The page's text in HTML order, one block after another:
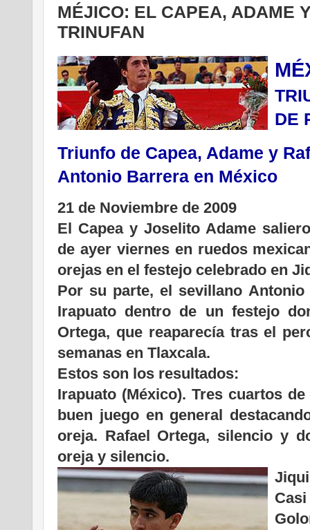
MÉJICO: EL CAPEA, ADAME
TRINUFAN
DE
Triunfo de Capea, Adame y
Antonio Barrera en México
21 de Noviembre de 2009
El Capea y Joselito Adame
de ayer viernes en ruedos
orejas en el festejo celebrado en
Por su parte, el sevillano
Irapuato dentro de un festejo
Ortega, que reaparecía tras el
semanas en Tlaxcala.
Estos son los resultados:
Irapuato (México). Tres cuartos
buen juego en general
oreja. Rafael Ortega, silencio y
oreja y silencio.